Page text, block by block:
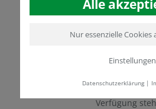
aufzubauen, dass
viele Jahre hinweg Sinn
sodass sie wirklich
werden können – egal
welches Klima, welche
Verfügung
Alle
Nur essenzielle Cookies
Einstellungen
Datenschutzerklärung|